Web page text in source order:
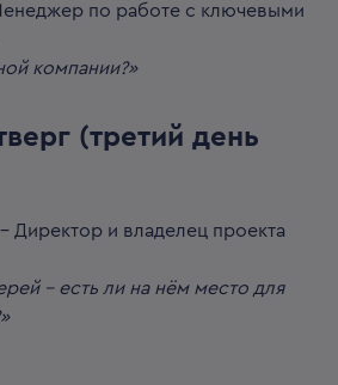
по работе с ключевыми
компании?»
(третий день
– Директор и владелец проекта
– есть ли на нём место для